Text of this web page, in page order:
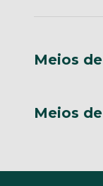
Meios
Meios